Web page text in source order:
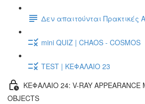
Δεν απαιτούνται Πρακτικές
mini QUIZ | CHAOS - COSMOS
TEST | ΚΕΦΑΛΑΙΟ 23
ΚΕΦΑΛΑΙΟ 24: V-RAY APPEARANCE
OBJECTS